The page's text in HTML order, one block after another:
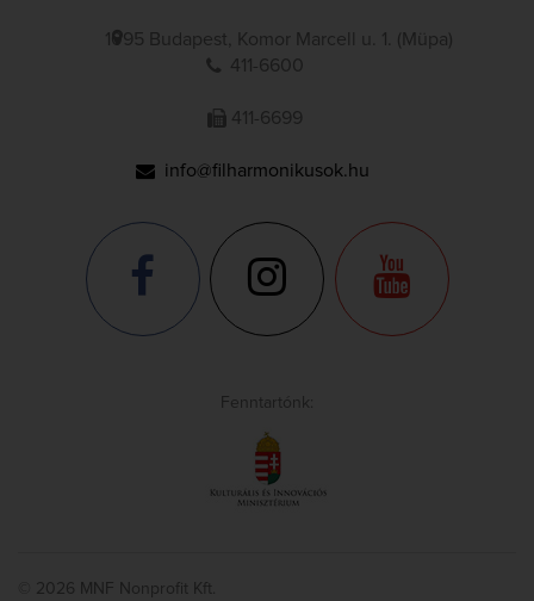
1095 Budapest, Komor Marcell u. 1. (Müpa)
411-6600
411-6699
info@filharmonikusok.hu
Fenntartónk:
© 2026 MNF Nonprofit Kft.